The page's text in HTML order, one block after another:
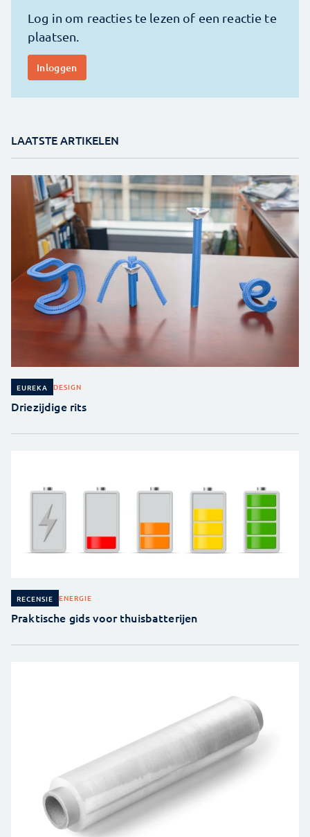
LAATSTE ARTIKELEN
EUREKA DESIGN
Driezijdige rits
RECENSIE ENERGIE
Praktische gids voor thuisbatterijen